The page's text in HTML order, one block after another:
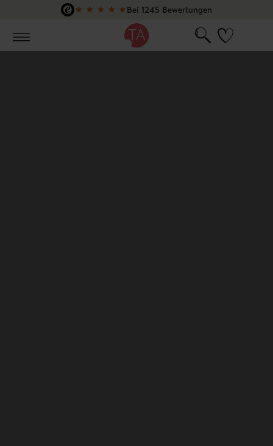
Zum Hauptinhalt springen
★ ★ ★ ★ ★Bei 1245 Bewertungen